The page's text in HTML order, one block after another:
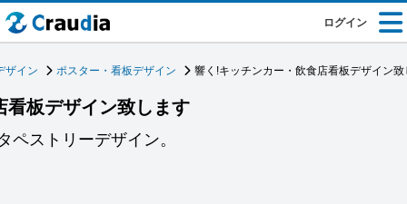
ログイン
ザイン ポスター・看板デザイン 響く!キッチンカー・飲食店看板デザイン致
板デザイン致します
ペストリーデザイン。